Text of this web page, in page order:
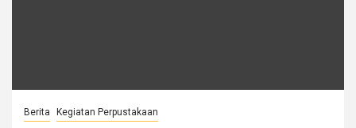
Berita Kegiatan Perpustakaan